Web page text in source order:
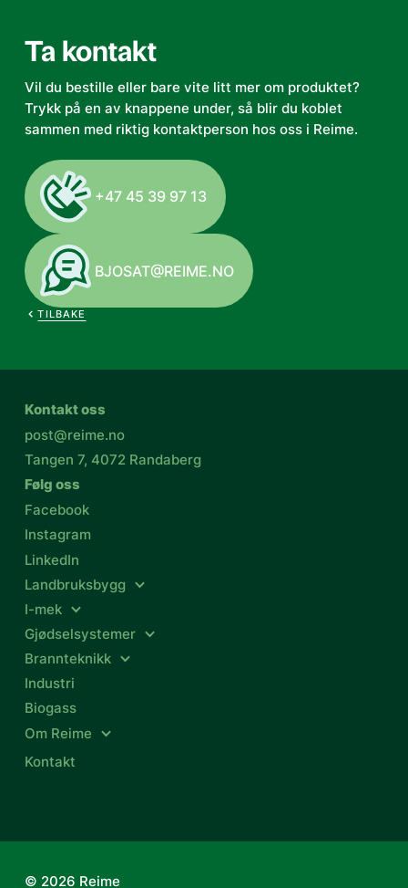
Ta kontakt
Vil du bestille eller bare vite litt mer om produktet?
Trykk på en av knappene under, så blir du koblet
sammen med riktig kontaktperson hos oss i Reime.
+47 45 39 97 13
BJOSAT@REIME.NO
TILBAKE
Kontakt oss
post@reime.no
Tangen 7, 4072 Randaberg
Følg oss
Facebook
Instagram
LinkedIn
Landbruksbygg
I-mek
Gjødselsystemer
Brannteknikk
Industri
Biogass
Om Reime
Kontakt
© 2026 Reime